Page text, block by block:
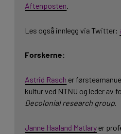
Aftenposten
Les også innlegg via Twitter:
Forskerne:
Astrid Rasch er
kultur ved NTNU og leder av
Decolonial research group.
Janne Haaland Matlary er